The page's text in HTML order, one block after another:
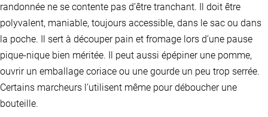
randonnée ne se contente pas d’être tranchant. Il doit être
polyvalent, maniable, toujours accessible, dans le sac ou dans
la poche. Il sert à découper pain et fromage lors d’une pause
pique-nique bien méritée. Il peut aussi épépiner une pomme,
ouvrir un emballage coriace ou une gourde un peu trop serrée.
Certains marcheurs l’utilisent même pour déboucher une
bouteille.